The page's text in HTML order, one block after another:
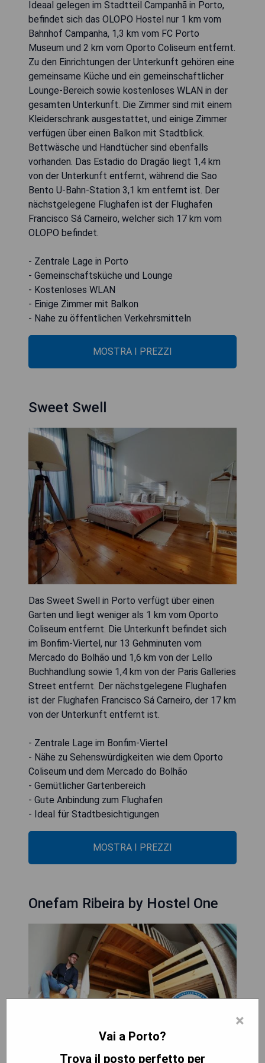
Ideaal gelegen im Stadtteil Campanhã in Porto,
befindet sich das OLOPO Hostel nur 1 km vom
Bahnhof Campanha, 1,3 km vom FC Porto
Museum und 2 km vom Oporto Coliseum entfernt.
Zu den Einrichtungen der Unterkunft gehören eine
gemeinsame Küche und ein gemeinschaftlicher
Lounge-Bereich sowie kostenloses WLAN in der
gesamten Unterkunft. Die Zimmer sind mit einem
Kleiderschrank ausgestattet, und einige Zimmer
verfügen über einen Balkon mit Stadtblick.
Bettwäsche und Handtücher sind ebenfalls
vorhanden. Das Estadio do Dragão liegt 1,4 km
von der Unterkunft entfernt, während die Sao
Bento U-Bahn-Station 3,1 km entfernt ist. Der
nächstgelegene Flughafen ist der Flughafen
Francisco Sá Carneiro, welcher sich 17 km vom
OLOPO befindet.
- Zentrale Lage in Porto
- Gemeinschaftsküche und Lounge
- Kostenloses WLAN
- Einige Zimmer mit Balkon
- Nahe zu öffentlichen Verkehrsmitteln
MOSTRA I PREZZI
Sweet Swell
Das Sweet Swell in Porto verfügt über einen
Garten und liegt weniger als 1 km vom Oporto
Coliseum entfernt. Die Unterkunft befindet sich
im Bonfim-Viertel, nur 13 Gehminuten vom
Mercado do Bolhão und 1,6 km von der Lello
Buchhandlung sowie 1,4 km von der Paris Galleries
Street entfernt. Der nächstgelegene Flughafen
ist der Flughafen Francisco Sá Carneiro, der 17 km
von der Unterkunft entfernt ist.
- Zentrale Lage im Bonfim-Viertel
- Nähe zu Sehenswürdigkeiten wie dem Oporto
Coliseum und dem Mercado do Bolhão
- Gemütlicher Gartenbereich
- Gute Anbindung zum Flughafen
- Ideal für Stadtbesichtigungen
MOSTRA I PREZZI
Onefam Ribeira by Hostel One
×
Vai a Porto?
Trova il posto perfetto per